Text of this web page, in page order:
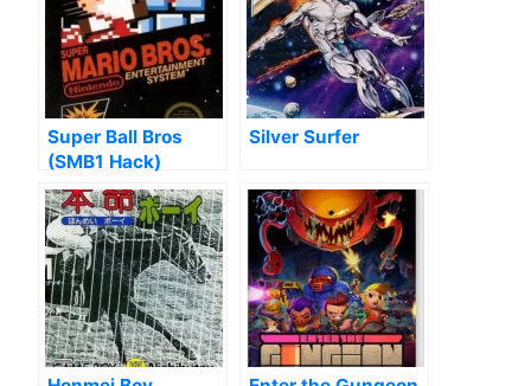
Super Ball Bros
(SMB1 Hack)
Silver Surfer